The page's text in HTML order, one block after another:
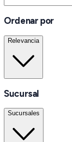
Ordenar por
Relevancia
Sucursal
Sucursales